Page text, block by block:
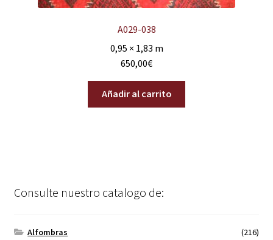
A029-038
0,95 × 1,83 m
650,00€
Añadir al carrito
Consulte nuestro catalogo de:
Alfombras
(216)